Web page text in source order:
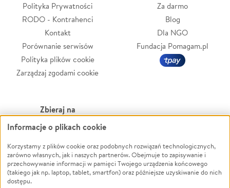
Polityka Prywatności
RODO - Kontrahenci
Kontakt
Porównanie serwisów
Polityka plików cookie
Zarządzaj zgodami cookie
Za darmo
Blog
Dla NGO
Fundacja Pomagam.pl
Zbieraj na
Leczenie
Zwierzęta
Pożar
Ukraina
Powódź
Wichura
NGO
Informacje o plikach cookie
Korzystamy z plików cookie oraz podobnych rozwiązań technologicznych,
zarówno własnych, jak i naszych partnerów. Obejmuje to zapisywanie i
przechowywanie informacji w pamięci Twojego urządzenia końcowego
(takiego jak np. laptop, tablet, smartfon) oraz późniejsze uzyskiwanie do nich
dostępu.